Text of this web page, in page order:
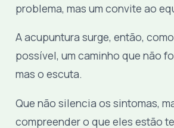
problema, mas um convite ao
A acupuntura surge, então,
possível, um caminho que não
mas o escuta.
Que não silencia os sintomas,
compreender o que eles estão